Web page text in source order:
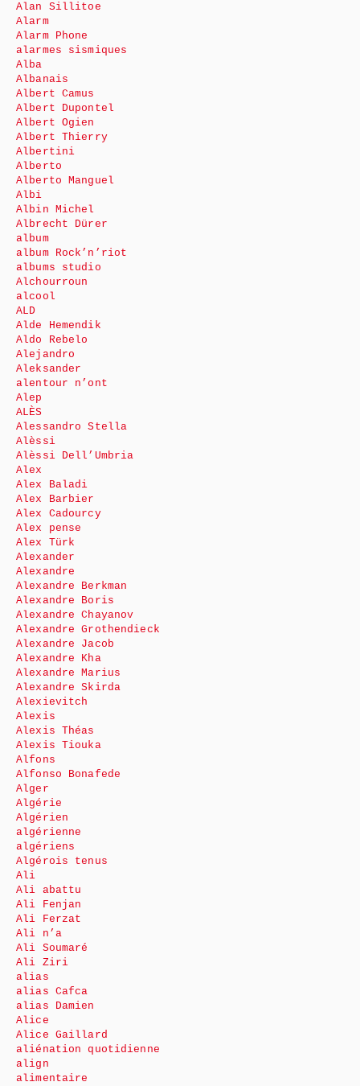
Alan Sillitoe
Alarm
Alarm Phone
alarmes sismiques
Alba
Albanais
Albert Camus
Albert Dupontel
Albert Ogien
Albert Thierry
Albertini
Alberto
Alberto Manguel
Albi
Albin Michel
Albrecht Dürer
album
album Rock’n’riot
albums studio
Alchourroun
alcool
ALD
Alde Hemendik
Aldo Rebelo
Alejandro
Aleksander
alentour n’ont
Alep
ALÈS
Alessandro Stella
Alèssi
Alèssi Dell’Umbria
Alex
Alex Baladi
Alex Barbier
Alex Cadourcy
Alex pense
Alex Türk
Alexander
Alexandre
Alexandre Berkman
Alexandre Boris
Alexandre Chayanov
Alexandre Grothendieck
Alexandre Jacob
Alexandre Kha
Alexandre Marius
Alexandre Skirda
Alexievitch
Alexis
Alexis Théas
Alexis Tiouka
Alfons
Alfonso Bonafede
Alger
Algérie
Algérien
algérienne
algériens
Algérois tenus
Ali
Ali abattu
Ali Fenjan
Ali Ferzat
Ali n’a
Ali Soumaré
Ali Ziri
alias
alias Cafca
alias Damien
Alice
Alice Gaillard
aliénation quotidienne
align
alimentaire